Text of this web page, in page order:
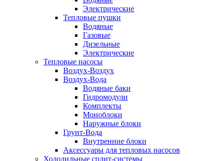
Электрические
Тепловые пушки
Водяные
Газовые
Дизельные
Электрические
Тепловые насосы
Воздух-Воздух
Воздух-Вода
Водяные баки
Гидромодули
Комплекты
Моноблоки
Наружные блоки
Грунт-Вода
Внутренние блоки
Аксессуары для тепловых насосов
Холодильные сплит-системы